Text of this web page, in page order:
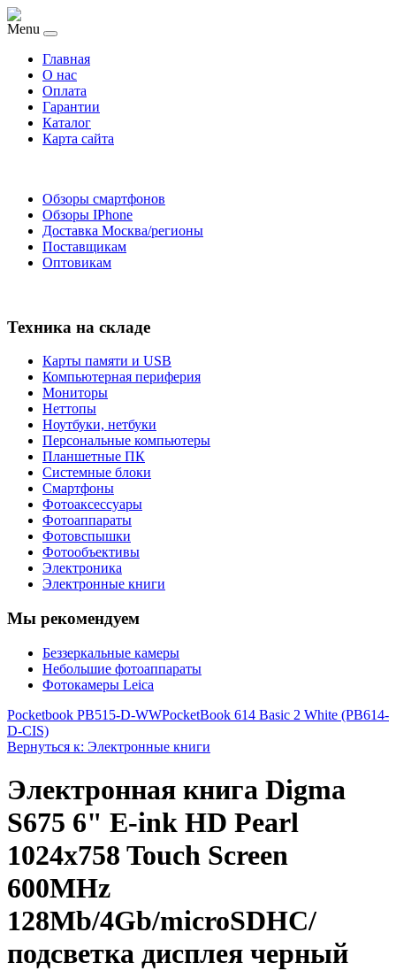
Menu
Главная
O нас
Оплата
Гарантии
Каталог
Карта сайта
Обзоры смартфонов
Обзоры IPhone
Доставка Москва/регионы
Поставщикам
Оптовикам
Техника на складе
Карты памяти и USB
Компьютерная периферия
Мониторы
Неттопы
Ноутбуки, нетбуки
Персональные компьютеры
Планшетные ПК
Системные блоки
Смартфоны
Фотоаксессуары
Фотоаппараты
Фотовспышки
Фотообъективы
Электроника
Электронные книги
Мы рекомендуем
Беззеркальные камеры
Небольшие фотоаппараты
Фотокамеры Leica
Pocketbook PB515-D-WWPocketBook 614 Basic 2 White (PB614-
D-CIS)
Вернуться к: Электронные книги
Электронная книга Digma
S675 6" E-ink HD Pearl
1024x758 Touch Screen
600MHz
128Mb/4Gb/microSDHC/
подсветка дисплея черный